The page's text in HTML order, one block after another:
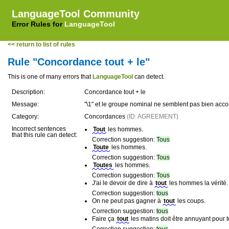
LanguageTool Community
Error Rules for LanguageTool
<< return to list of rules
Rule "Concordance tout + le"
This is one of many errors that LanguageTool can detect.
Description:
Concordance tout + le
Message:
"\1" et le groupe nominal ne semblent pas bien
Category:
Concordances (ID: AGREEMENT)
Incorrect sentences
that this rule can detect:
Tout les hommes.
Correction suggestion: Tous
Toute les hommes.
Correction suggestion: Tous
Toutes
les hommes.
Correction suggestion: Tous
J'ai le devoir de dire à tout les hommes la vérité.
Correction suggestion: tous
On ne peut pas gagner à tout les coups.
Correction suggestion: tous
Faire ça tout les matins doit être annuyant pour